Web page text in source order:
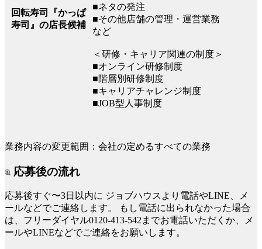
回転寿司『かっぱ
寿司』の店長候補
■ネタの発注
■その他店舗の管理・運営業務
など
＜研修・キャリア関連の制度＞
■オンライン研修制度
■階層別研修制度
■キャリアチャレンジ制度
■JOB型人事制度
業務内容の変更範囲：会社の定めるすべての業務
応募後の流れ
応募後すぐ〜3日以内に ジョブハウスより電話やLINE、メ
ールなどでご連絡します。
もし電話に出られなかった場合
は、フリーダイヤル0120-413-542までお電話いただくか、メ
ールやLINEなどでご連絡をお願いします。